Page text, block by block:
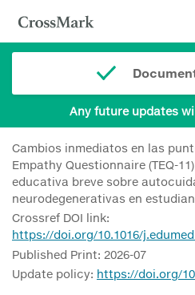
Any future updates
Cambios inmediatos en las
Empathy Questionnaire (TEQ-
educativa breve sobre
neurodegenerativas en
Crossref DOI link:
https://doi.org/10.1016/
Published Print: 2026-07
Update policy: https://doi.org/